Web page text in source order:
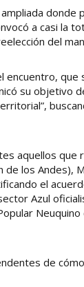
donde
a casi la
del
encuentro,
su objetivo
aquellos que
los Andes),
el
Azul
de